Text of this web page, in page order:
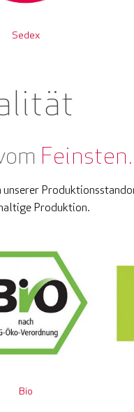
Sedex
Feinsten.
unserer
Produktion.
Bio